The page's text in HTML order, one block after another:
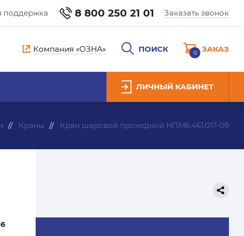
поддержка 8 800 250 21 01 Заказать звонок
Компания «ОЗНА» ПОИСК 0 ЗАКАЗ
ЛИЧНЫЙ КАБИНЕТ
Краны Кран шаровой проходной НПМ6.461.017-09